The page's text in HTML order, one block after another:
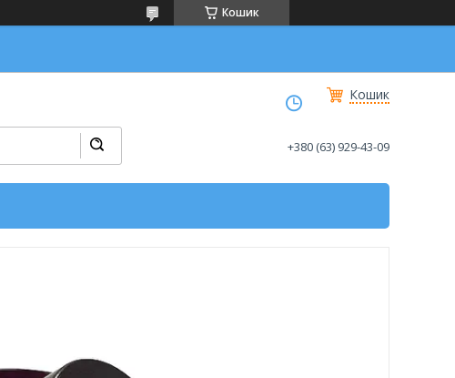
Кошик
Кошик
+380 (63) 929-43-09